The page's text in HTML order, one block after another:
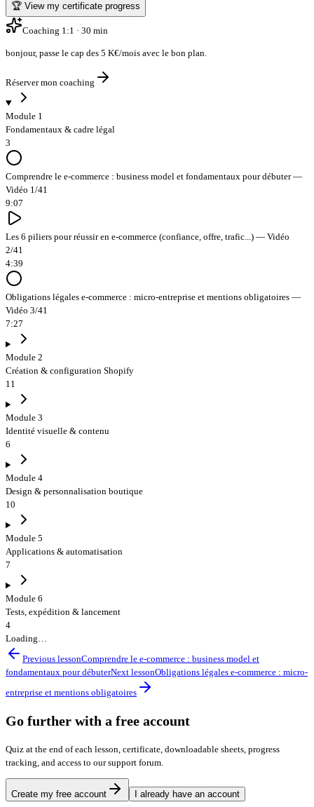
🏆 View my certificate progress
Coaching 1:1 · 30 min
bonjour, passe le cap des 5 K€/mois avec le bon plan.
Réserver mon coaching
Module 1
Fondamentaux & cadre légal
3
Comprendre le e-commerce : business model et fondamentaux pour débuter —
Vidéo 1/41
9:07
Les 6 piliers pour réussir en e-commerce (confiance, offre, trafic...) — Vidéo
2/41
4:39
Obligations légales e-commerce : micro-entreprise et mentions obligatoires —
Vidéo 3/41
7:27
Module 2
Création & configuration Shopify
11
Module 3
Identité visuelle & contenu
6
Module 4
Design & personnalisation boutique
10
Module 5
Applications & automatisation
7
Module 6
Tests, expédition & lancement
4
Loading…
Previous lessonComprendre le e-commerce : business model et
fondamentaux pour débuterNext lessonObligations légales e-commerce : micro-
entreprise et mentions obligatoires
Go further with a free account
Quiz at the end of each lesson, certificate, downloadable sheets, progress
tracking, and access to our support forum.
Create my free account I already have an account